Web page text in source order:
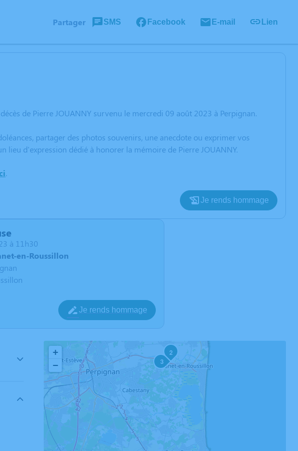
Partager SMS Facebook E-mail Lien
de Pierre JOUANNY survenu le mercredi 09 août 2023 à Perpignan.
partager des photos souvenirs, une anecdote ou exprimer vos
lieu d'expression dédié à honorer la mémoire de Pierre JOUANNY.
.
Je rends hommage
à 11h30
en-Roussillon
Je rends hommage
2
3
+
−